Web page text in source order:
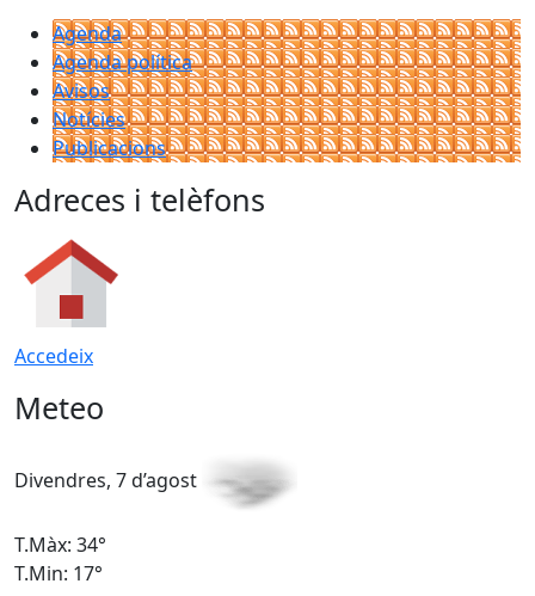
Agenda
Agenda política
Avisos
Notícies
Publicacions
Adreces i telèfons
Accedeix
Meteo
Divendres, 7 d’agost
T.Màx: 34°
T.Min: 17°